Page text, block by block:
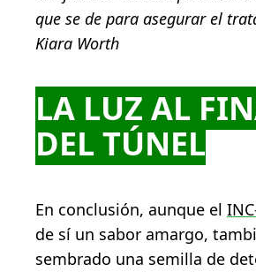
que se de para asegurar el
Kiara Worth
LA LUZ AL
DEL TÚNEL
En conclusión, aunque el
de sí un sabor amargo,
sembrado una semilla de